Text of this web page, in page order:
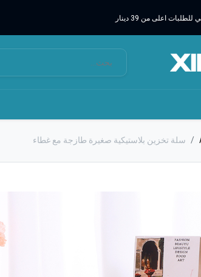
اعلى من 39 دينار
سلة تخزين بلاستيكية صغيرة طازجة مع غطاء